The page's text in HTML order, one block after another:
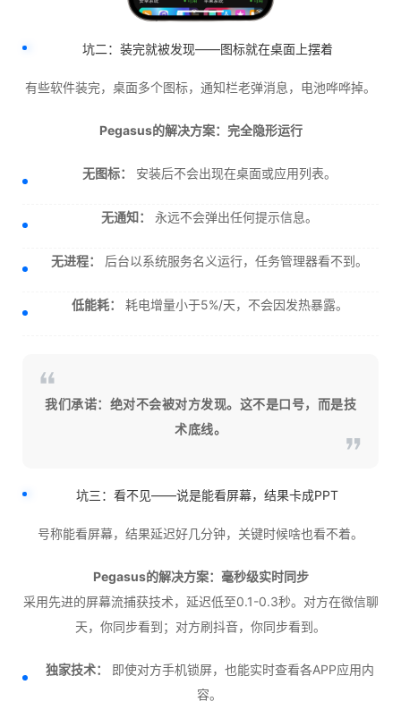
坑二：装完就被发现——图标就在桌面上摆着
有些软件装完，桌面多个图标，通知栏老弹消息，电池哗哗掉。
Pegasus的解决方案：完全隐形运行
无图标： 安装后不会出现在桌面或应用列表。
无通知： 永远不会弹出任何提示信息。
无进程： 后台以系统服务名义运行，任务管理器看不到。
低能耗： 耗电增量小于5%/天，不会因发热暴露。
我们承诺：绝对不会被对方发现。这不是口号，而是技
术底线。
坑三：看不见——说是能看屏幕，结果卡成PPT
号称能看屏幕，结果延迟好几分钟，关键时候啥也看不着。
Pegasus的解决方案：毫秒级实时同步
采用先进的屏幕流捕获技术，延迟低至0.1-0.3秒。对方在微信聊
天，你同步看到；对方刷抖音，你同步看到。
独家技术：
即使对方手机锁屏，也能实时查看各APP应用内
容。